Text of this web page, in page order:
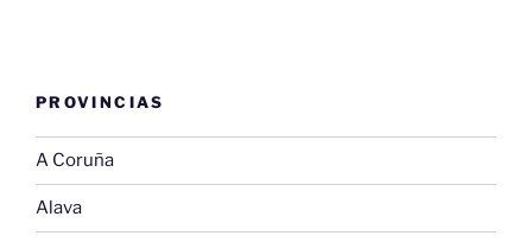
PROVINCIAS
A Coruña
Alava